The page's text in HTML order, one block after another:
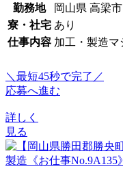
勤務地
岡山県 高梁市
寮・社宅 あり
仕事内容 加工・製造マ
＼最短45秒で完了／
応募へ進む
詳しく
見る